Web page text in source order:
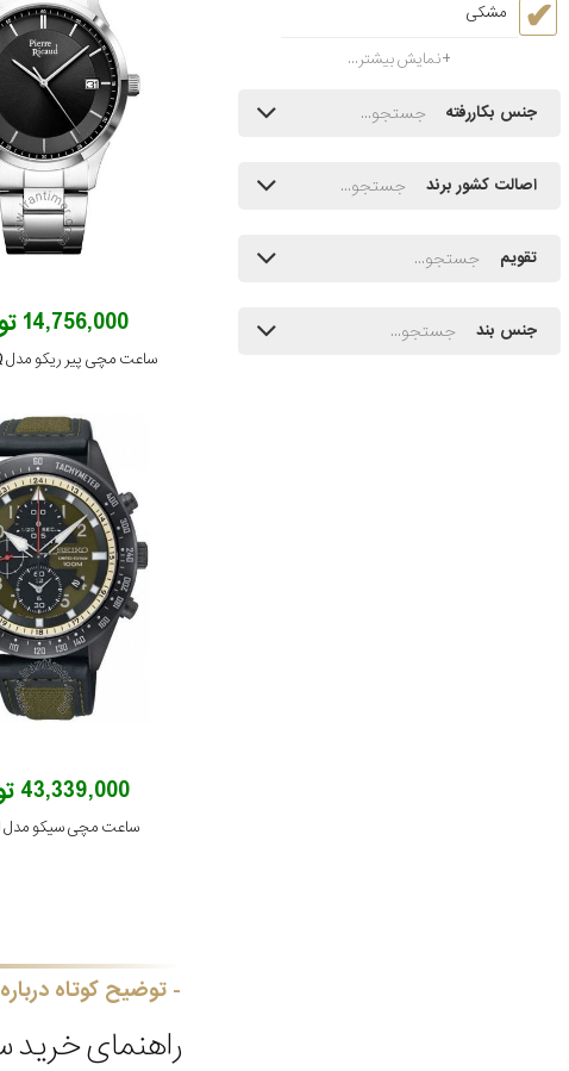
14,756,000 تومان
ساعت مچی پیر ریکو مدل P91103.5114Q
43,339,000 تومان
ساعت مچی سیکو مدل SNDH47P1
توضیح کوتاه
راهنمای
مشکی
نمایش بیشتر...
جنس بکاررفته
اصالت کشور برند
تقویم
جنس بند